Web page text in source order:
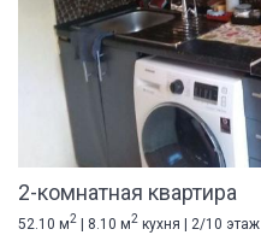
2-комнатная квартира
52.10 м2 | 8.10 м2 кухня | 2/10 этаж